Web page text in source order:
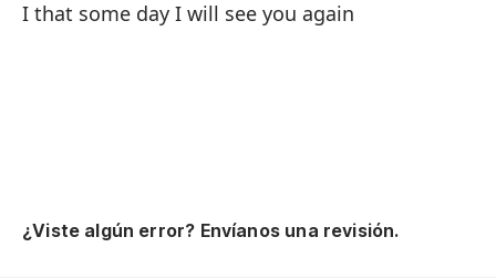
I that some day I will see you again
¿Viste algún error? Envíanos una revisión.